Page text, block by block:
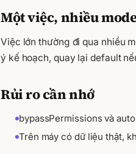
Một việc, nhiều
Việc lớn thường đi qua nhiều
ý kế hoạch, quay lại default
Rủi ro cần nhớ
bypassPermissions và
Trên máy có dữ liệu thật,